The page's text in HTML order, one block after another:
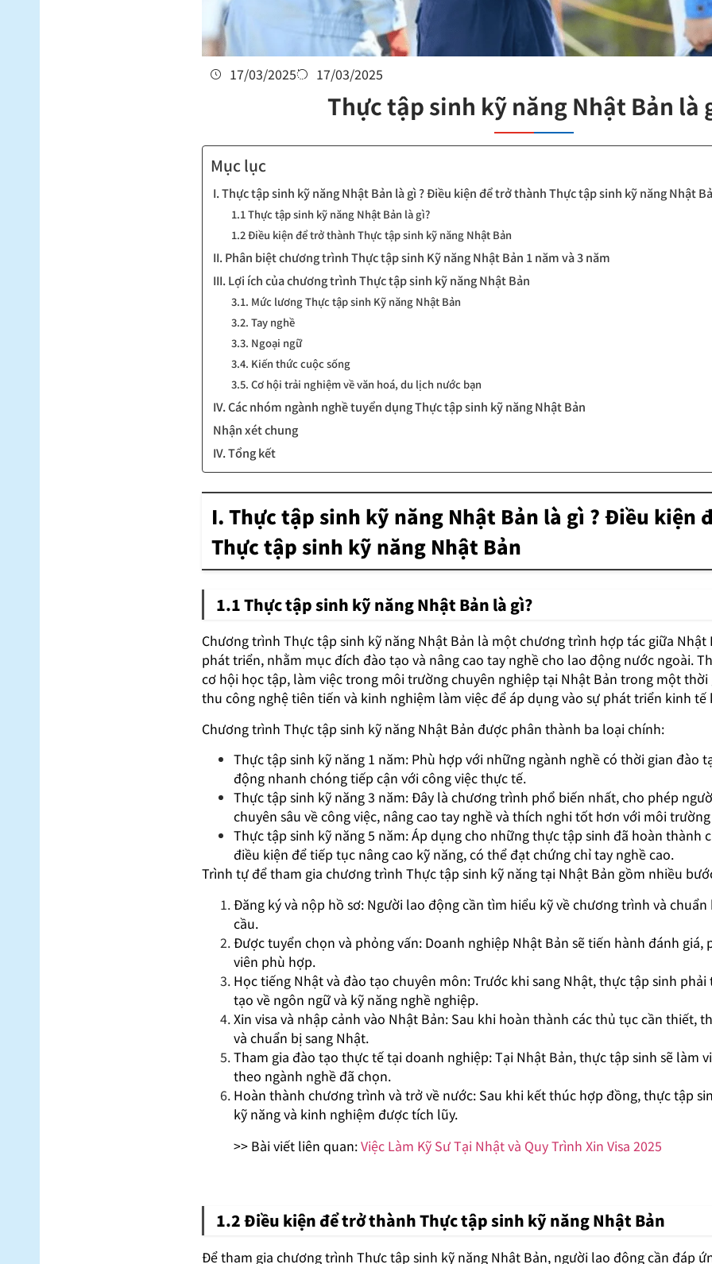
17/03/2025 17/03/2025
Thực tập sinh kỹ năng Nhật Bản là
Mục lục
I. Thực tập sinh kỹ năng Nhật Bản là gì ? Điều kiện để trở thành Thực tập sinh kỹ năng Nhật
1.1 Thực tập sinh kỹ năng Nhật Bản là gì?
1.2 Điều kiện để trở thành Thực tập sinh kỹ năng Nhật Bản
II. Phân biệt chương trình Thực tập sinh Kỹ năng Nhật Bản 1 năm và 3 năm
III. Lợi ích của chương trình Thực tập sinh kỹ năng Nhật Bản
3.1. Mức lương Thực tập sinh Kỹ năng Nhật Bản
3.2. Tay nghề
3.3. Ngoại ngữ
3.4. Kiến thức cuộc sống
3.5. Cơ hội trải nghiệm về văn hoá, du lịch nước bạn
IV. Các nhóm ngành nghề tuyển dụng Thực tập sinh kỹ năng Nhật Bản
Nhận xét chung
IV. Tổng kết
I. Thực tập sinh kỹ năng Nhật Bản là gì ? Điều kiện
Thực tập sinh kỹ năng Nhật Bản
1.1 Thực tập sinh kỹ năng Nhật Bản là gì?
Chương trình Thực tập sinh kỹ năng Nhật Bản là một chương trình hợp tác giữa Nhật
phát triển, nhằm mục đích đào tạo và nâng cao tay nghề cho lao động nước ngoài.
cơ hội học tập, làm việc trong môi trường chuyên nghiệp tại Nhật Bản trong một
thu công nghệ tiên tiến và kinh nghiệm làm việc để áp dụng vào sự phát triển kinh tế
Chương trình Thực tập sinh kỹ năng Nhật Bản được phân thành ba loại chính:
Thực tập sinh kỹ năng 1 năm: Phù hợp với những ngành nghề có thời gian đào
động nhanh chóng tiếp cận với công việc thực tế.
Thực tập sinh kỹ năng 3 năm: Đây là chương trình phổ biến nhất, cho phép
chuyên sâu về công việc, nâng cao tay nghề và thích nghi tốt hơn với môi
Thực tập sinh kỹ năng 5 năm: Áp dụng cho những thực tập sinh đã hoàn thành
điều kiện để tiếp tục nâng cao kỹ năng, có thể đạt chứng chỉ tay nghề cao.
Trình tự để tham gia chương trình Thực tập sinh kỹ năng tại Nhật Bản gồm nhiều
Đăng ký và nộp hồ sơ: Người lao động cần tìm hiểu kỹ về chương trình và
cầu.
Được tuyển chọn và phỏng vấn: Doanh nghiệp Nhật Bản sẽ tiến hành đánh giá,
viên phù hợp.
Học tiếng Nhật và đào tạo chuyên môn: Trước khi sang Nhật, thực tập sinh
tạo về ngôn ngữ và kỹ năng nghề nghiệp.
Xin visa và nhập cảnh vào Nhật Bản: Sau khi hoàn thành các thủ tục cần thiết,
và chuẩn bị sang Nhật.
Tham gia đào tạo thực tế tại doanh nghiệp: Tại Nhật Bản, thực tập sinh sẽ làm
theo ngành nghề đã chọn.
Hoàn thành chương trình và trở về nước: Sau khi kết thúc hợp đồng, thực tập
kỹ năng và kinh nghiệm được tích lũy.
>> Bài viết liên quan:Việc Làm Kỹ Sư Tại Nhật và Quy Trình Xin Visa 2025
1.2 Điều kiện để trở thành Thực tập sinh kỹ năng Nhật Bản
Để tham gia chương trình Thực tập sinh kỹ năng Nhật Bản, người lao động cần đáp